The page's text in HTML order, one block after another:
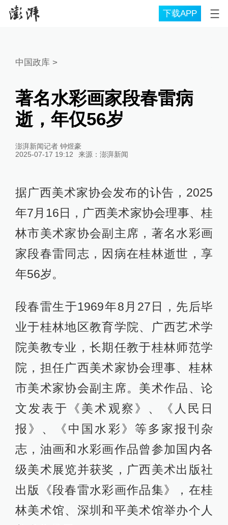
下载APP
中国政库 >
著名水彩画家段春雷病
逝，年仅56岁
澎湃新闻记者 钟煜豪
2025-07-17 19:12
来源： 澎湃新闻
据广西美术家协会发布的讣告，2025
年7月16日，广西美术家协会理事、桂
林市美术家协会副主席，著名水彩画
家段春雷同志，因病在桂林逝世，享
年56岁。
段春雷生于1969年8月27日，先后毕
业于桂林地区教育学院、广西艺术学
院美教专业，长期任教于桂林师范学
院，担任广西美术家协会理事、桂林
市美术家协会副主席。美术作品、论
文发表于《美术观察》、《人民日
报》、《中国水彩》等多家报刊杂
志，油画和水彩画作品曾参加国内各
级美术展览并获奖，广西美术出版社
出版《段春雷水彩画作品集》，在桂
林美术馆、深圳和平美术馆举办个人